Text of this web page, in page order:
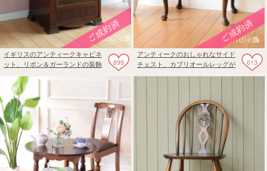
899
イギリスのアンティークキャビネ
ット、リボン＆ガーランドの装飾
613
アンティークのおしゃれなサイド
チェスト、カブリオールレッグが